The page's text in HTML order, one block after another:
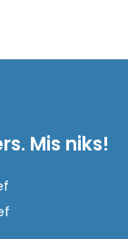
Mis niks!